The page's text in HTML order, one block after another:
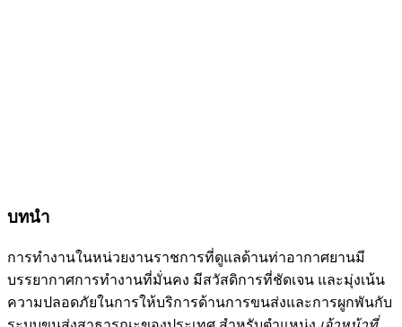
บทนำ
การทำงานในหน่วยงานราชการที่ดูแลด้านท่าอากาศยานมี
บรรยากาศการทำงานที่มั่นคง มีสวัสดิการที่ชัดเจน และมุ่งเน้น
ความปลอดภัยในการให้บริการด้านการขนส่งและการผูกพันกับ